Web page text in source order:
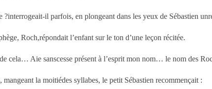
?interrogeait-il parfois, en plongeant dans les yeux de Sébastien
Roch,répondait l’enfant sur le ton d’une leçon récitée.
cela… Aie sanscesse présent à l’esprit mon nom… le nom des
la moitiédes syllabes, le petit Sébastien recommençait :